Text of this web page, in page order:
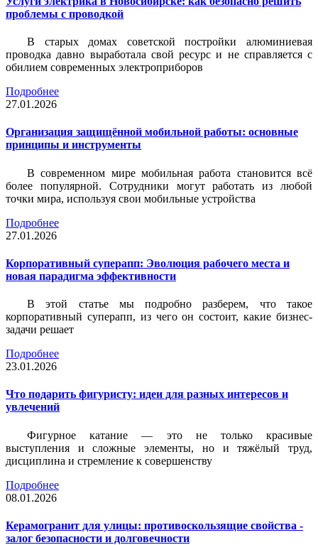
проблемы с проводкой
В старых домах советской постройки алюминиевая
проводка давно выработала свой ресурс и не справляется с
обилием современных электроприборов
Подробнее
27.01.2026
Организация защищённой мобильной работы: основные
принципы и инструменты
В современном мире мобильная работа становится всё
более популярной. Сотрудники могут работать из любой
точки мира, используя свои мобильные устройства
Подробнее
27.01.2026
Корпоративный суперапп: Эволюция рабочего места и
новая парадигма эффективности
В этой статье мы подробно разберем, что такое
корпоративный суперапп, из чего он состоит, какие бизнес-
задачи решает
Подробнее
23.01.2026
Что подарить фигуристу: идеи для разных интересов и
увлечений
Фигурное катание — это не только красивые
выступления и сложные элементы, но и тяжёлый труд,
дисциплина и стремление к совершенству
Подробнее
08.01.2026
Керамогранит для улицы: противоскользящие свойства -
залог безопасности и долговечности